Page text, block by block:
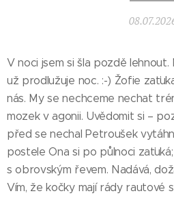
V noci jsem si šla pozdě
už prodlužuje noc. :-) Žofie
nás. My se nechceme nechat
mozek v agonii. Uvědomit si –
před se nechal Petroušek
postele Ona si po půlnoci
s obrovským řevem. Nadává,
Vím, že kočky mají rády rautové